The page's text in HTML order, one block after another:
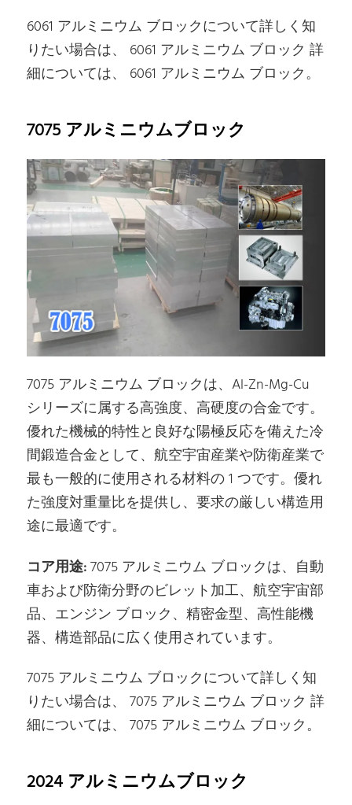
6061 アルミニウム ブロックについて詳しく知
りたい場合は、 6061 アルミニウム ブロック 詳
細については、 6061 アルミニウム ブロック。
7075 アルミニウムブロック
7075 アルミニウム ブロックは、Al-Zn-Mg-Cu
シリーズに属する高強度、高硬度の合金です。
優れた機械的特性と良好な陽極反応を備えた冷
間鍛造合金として、航空宇宙産業や防衛産業で
最も一般的に使用される材料の 1 つです。優れ
た強度対重量比を提供し、要求の厳しい構造用
途に最適です。
コア用途:7075 アルミニウム ブロックは、自動
車および防衛分野のビレット加工、航空宇宙部
品、エンジン ブロック、精密金型、高性能機
器、構造部品に広く使用されています。
7075 アルミニウム ブロックについて詳しく知
りたい場合は、 7075 アルミニウム ブロック 詳
細については、 7075 アルミニウム ブロック。
2024 アルミニウムブロック